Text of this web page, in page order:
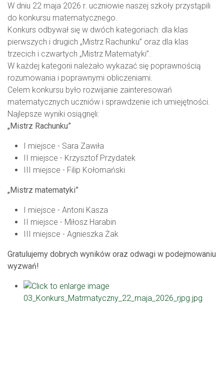
W dniu 22 maja 2026 r. uczniowie naszej szkoły przystąpili
do konkursu matematycznego.
Konkurs odbywał się w dwóch kategoriach: dla klas
pierwszych i drugich „Mistrz Rachunku” oraz dla klas
trzecich i czwartych „Mistrz Matematyki”.
W każdej kategorii należało wykazać się poprawnością
rozumowania i poprawnymi obliczeniami.
Celem konkursu było rozwijanie zainteresowań
matematycznych uczniów i sprawdzenie ich umiejętności.
Najlepsze wyniki osiągnęli:
„Mistrz Rachunku”
I miejsce - Sara Zawiła
II miejsce - Krzysztof Przydatek
III miejsce - Filip Kołomański
„Mistrz matematyki”
I miejsce - Antoni Kasza
II miejsce - Miłosz Harabin
III miejsce - Agnieszka Żak
Gratulujemy dobrych wyników oraz odwagi w podejmowaniu
wyzwań!